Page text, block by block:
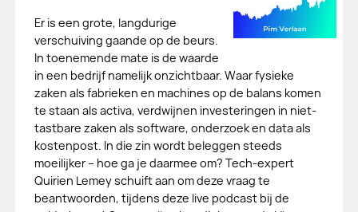
Er is een grote, langdurige
verschuiving gaande op de beurs.
In toenemende mate is de waarde
in een bedrijf namelijk onzichtbaar. Waar fysieke
zaken als fabrieken en machines op de balans komen
te staan als activa, verdwijnen investeringen in niet-
tastbare zaken als software, onderzoek en data als
kostenpost. In die zin wordt beleggen steeds
moeilijker – hoe ga je daarmee om? Tech-expert
Quirien Lemey schuift aan om deze vraag te
beantwoorden, tijdens deze live podcast bij de